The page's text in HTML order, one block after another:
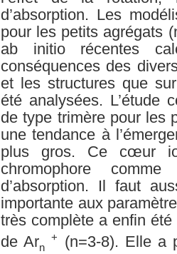
d’absorption. Les
pour les petits agrégats
ab initio récentes
conséquences des
et les structures que
été analysées. L’étude
de type trimère pour les
une tendance à
plus gros. Ce cœur
chromophore
d’absorption. Il faut
importante aux
très complète a enfin
de Arn
+
(n=3-8). Elle a